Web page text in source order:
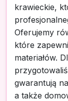
krawieckie,
Oferujemy
które
materiałów.
gwarantują
a także